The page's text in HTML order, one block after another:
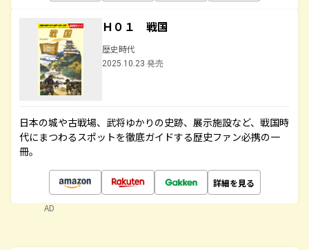
Ｈ０１ 戦国
歴史時代
2025.10.23 発売
日本の城や古戦場、武将ゆかりの史跡、展示施設など、戦国時
代にまつわるスポットを徹底ガイドする歴史ファン必携の一
冊。
詳細を見る
AD